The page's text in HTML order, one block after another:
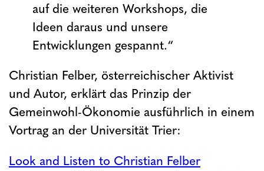
auf die weiteren Workshops, die
Ideen daraus und unsere
Entwicklungen gespannt.“
Christian Felber, österreichischer Aktivist
und Autor, erklärt das Prinzip der
Gemeinwohl-Ökonomie ausführlich in einem
Vortrag an der Universität Trier:
Look and Listen to Christian Felber